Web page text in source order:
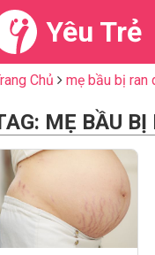
Yêu Trẻ
Chủ mẹ bầu bị ran
MẸ BẦU BỊ